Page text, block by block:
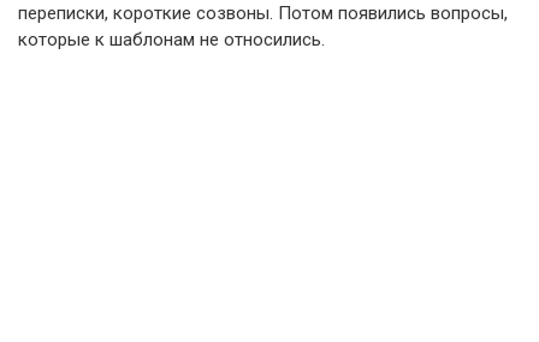
переписки, короткие созвоны. Потом появились вопросы,
которые к шаблонам не относились.